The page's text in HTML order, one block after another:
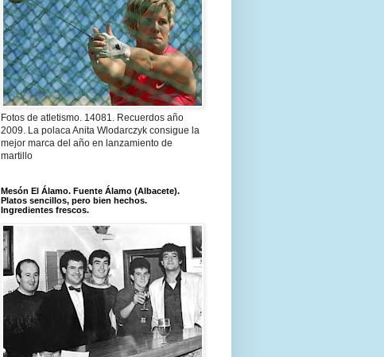
Fotos de atletismo. 14081. Recuerdos año
2009. La polaca Anita Wlodarczyk consigue la
mejor marca del año en lanzamiento de
martillo
Mesón El Álamo. Fuente Álamo (Albacete).
Platos sencillos, pero bien hechos.
Ingredientes frescos.